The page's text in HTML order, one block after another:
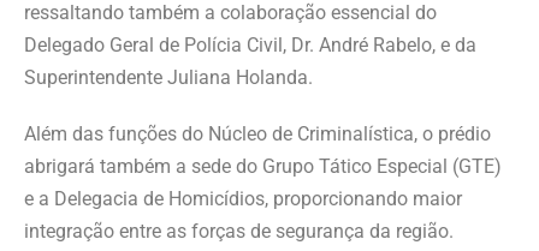
ressaltando também a colaboração essencial do
Delegado Geral de Polícia Civil, Dr. André Rabelo, e da
Superintendente Juliana Holanda.
Além das funções do Núcleo de Criminalística, o prédio
abrigará também a sede do Grupo Tático Especial (GTE)
e a Delegacia de Homicídios, proporcionando maior
integração entre as forças de segurança da região.